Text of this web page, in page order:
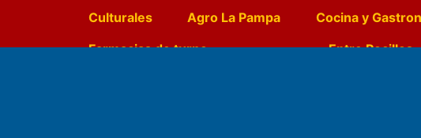
Culturales
Agro La Pampa Cocina y
Farmacias de turno
Entre Pocillos